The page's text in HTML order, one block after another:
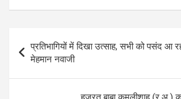
navigation
प्रतिभागियों में दिखा उत्साह, सभी को पसंद आ
मेहमान नवाजी